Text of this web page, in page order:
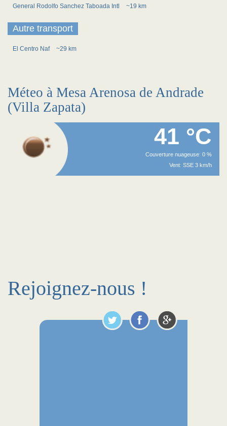
General Rodolfo Sanchez Taboada Intl ~19 km
Autre transport
El Centro Naf ~29 km
Méteo à Mesa Arenosa de Andrade
(Villa Zapata)
41 °C
Couverture nuageuse: 0 %
Vent: SSE 3 km/h
Rejoignez-nous !